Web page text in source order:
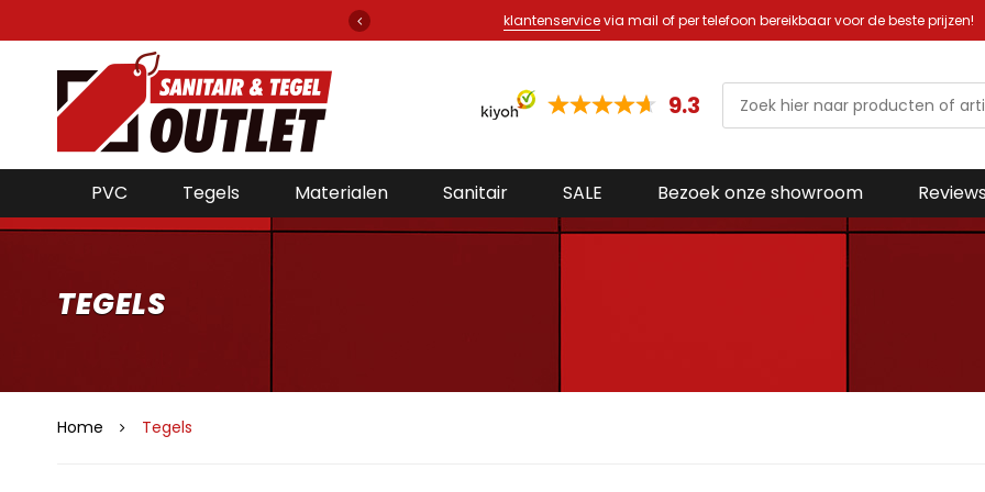
klantenservicevia mail of per telefoon bereikbaar voor de beste prijzen!
9.3
PVC Tegels Materialen Sanitair SALE Bezoek onze showroom Reviews
TEGELS
Home Tegels